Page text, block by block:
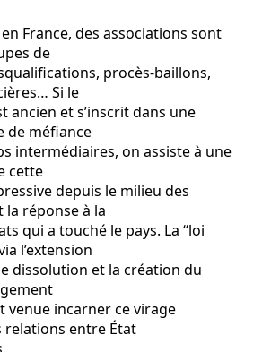
France, des associations sont
de
procès-baillons,
Si le
ancien et s’inscrit dans une
de méfiance
intermédiaires, on assiste à une
cette
depuis le milieu des
la réponse à la
qui a touché le pays. La “loi
l’extension
dissolution et la création du
venue incarner ce virage
entre État